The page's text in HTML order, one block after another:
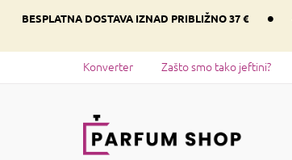
BESPLATNA DOSTAVA IZNAD PRIBLIŽNO 37 € •
Konverter Zašto smo tako jeftini?